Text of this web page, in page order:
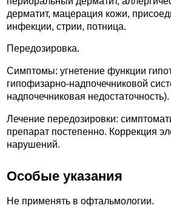
дерматит, мацерация кожи,
инфекции, стрии, потница.
Передозировка.
Симптомы: угнетение функции
гипофизарно-надпочечниковой
надпочечниковая недостаточность).
Лечение передозировки:
препарат постепенно. Коррекция
нарушений.
Особые указания
Не применять в офтальмологии.